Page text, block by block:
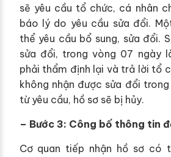
sẽ yêu cầu tổ chức, cá nhân
báo lý do yêu cầu sửa đổi.
thể yêu cầu bổ sung, sửa đổi.
sửa đổi, trong vòng 07 ngày
phải thẩm định lại và trả lời tổ
không nhận được sửa đổi
từ yêu cầu, hồ sơ sẽ bị hủy.
– Bước 3: Công bố thông tin
Cơ quan tiếp nhận hồ sơ có